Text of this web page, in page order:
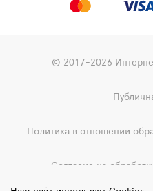
© 2017-2026
Политика в отношении
Согласие на